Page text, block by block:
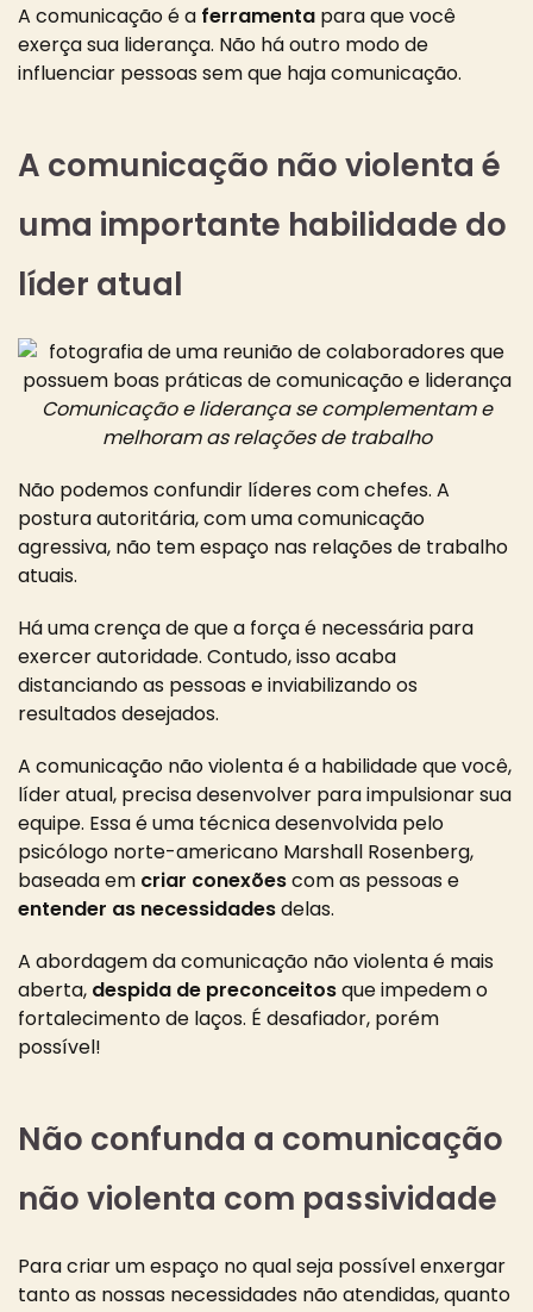
A comunicação é a ferramenta para que você
exerça sua liderança. Não há outro modo de
influenciar pessoas sem que haja comunicação.
A comunicação não violenta é
uma importante habilidade do
líder atual
Comunicação e liderança se complementam e
melhoram as relações de trabalho
Não podemos confundir líderes com chefes. A
postura autoritária, com uma comunicação
agressiva, não tem espaço nas relações de trabalho
atuais.
Há uma crença de que a força é necessária para
exercer autoridade. Contudo, isso acaba
distanciando as pessoas e inviabilizando os
resultados desejados.
A comunicação não violenta é a habilidade que você,
líder atual, precisa desenvolver para impulsionar sua
equipe. Essa é uma técnica desenvolvida pelo
psicólogo norte-americano Marshall Rosenberg,
baseada em criar conexõescom as pessoas e
entender as necessidadesdelas.
A abordagem da comunicação não violenta é mais
aberta, despida de preconceitosque impedem o
fortalecimento de laços. É desafiador, porém
possível!
Não confunda a comunicação
não violenta com passividade
Para criar um espaço no qual seja possível enxergar
tanto as nossas necessidades não atendidas, quanto